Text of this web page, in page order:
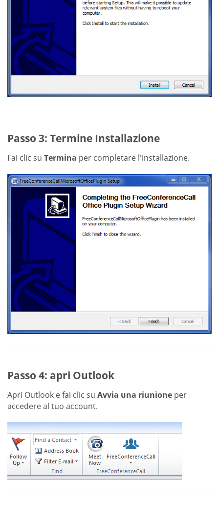
Passo 3: Termine Installazione
Fai clic su Termina per completare l'installazione.
Passo 4: apri Outlook
Apri Outlook e fai clic su Avvia una riunione per
accedere al tuo account.